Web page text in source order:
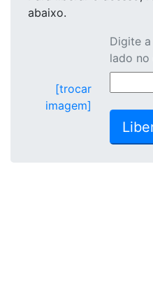
abaixo.
[trocar
imagem]
Digite
lado no